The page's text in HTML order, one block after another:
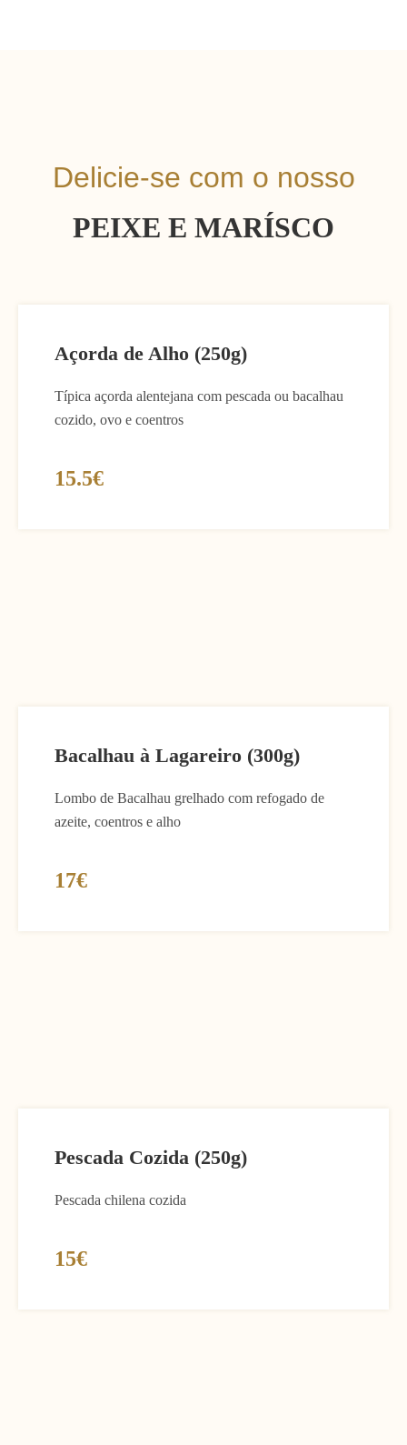
Delicie-se com o nosso
PEIXE E MARÍSCO
Açorda de Alho (250g)
Típica açorda alentejana com pescada ou bacalhau
cozido, ovo e coentros
15.5€
Bacalhau à Lagareiro (300g)
Lombo de Bacalhau grelhado com refogado de
azeite, coentros e alho
17€
Pescada Cozida (250g)
Pescada chilena cozida
15€